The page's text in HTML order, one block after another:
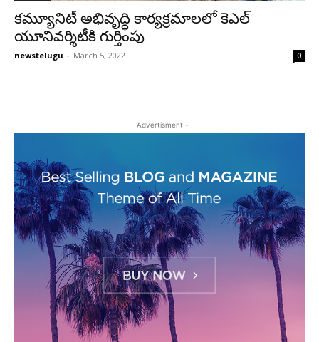
కమ్యూనిటీ అభివృద్ధి కార్యక్రమాలలో కెఎల్‌
యూనివర్శిటీకి గుర్తింపు
newstelugu - March 5, 2022 0
- Advertisment -